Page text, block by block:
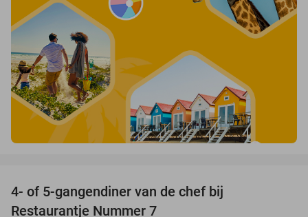
4- of 5-gangendiner van de chef bij
Restaurantje Nummer 7